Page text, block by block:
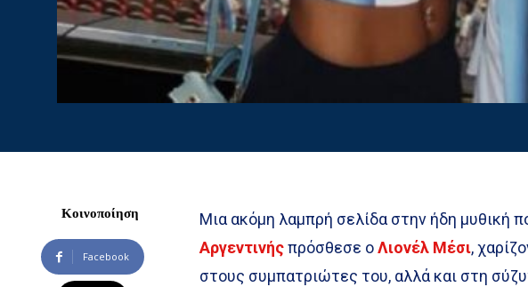
Κοινοποίηση
Facebook
Μια ακόμη λαμπρή σελίδα στην ήδη μυθική
Αργεντινήςπρόσθεσε οΛιονέλ Μέσι,
στους συμπατριώτες του, αλλά και στη